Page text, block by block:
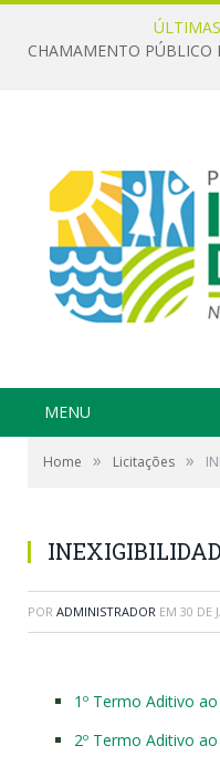
MENU
Home » Licitações »
POR ADMINISTRADOR EM 30 DE
1º Termo Aditivo
2º Termo Aditivo